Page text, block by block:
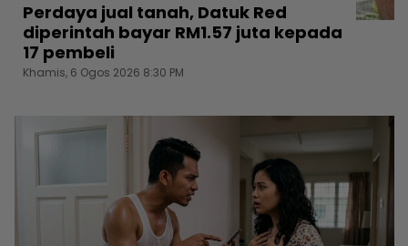
Perdaya jual tanah, Datuk Red
diperintah bayar RM1.57 juta kepada
17 pembeli
Khamis, 6 Ogos 2026 8:30 PM